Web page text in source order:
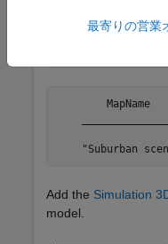
MapName
"Suburban
Add the Simulation
model.
最寄りの営業